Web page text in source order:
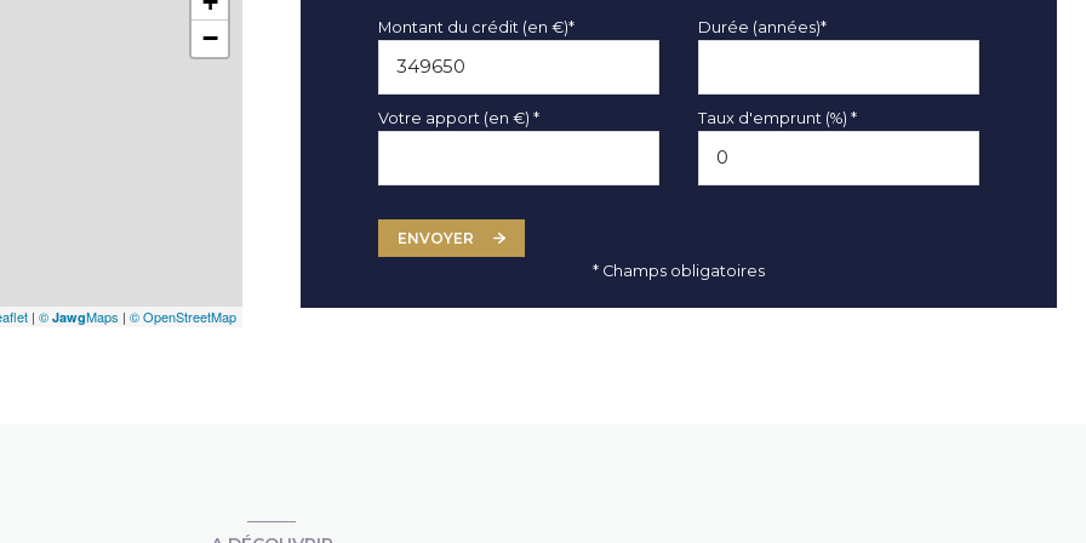
−
| © JawgMaps | © OpenStreetMap
Montant du crédit (en €)* Durée (années)*
Votre apport (en €) * Taux d'emprunt (%) *
ENVOYER
* Champs obligatoires